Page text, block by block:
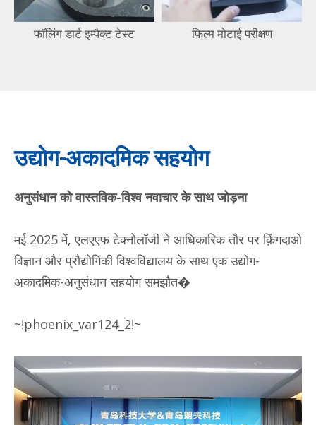
फॉलिंग डार्ट इम्पैक्ट टेस्ट फिल्म मोटाई परीक्षण
उद्योग-अकादमिक सहयोग
अनुसंधान को वास्तविक-विश्व नवाचार के साथ जोड़ना
मई 2025 में, एलएएफ टेक्नोलॉजी ने आधिकारिक तौर पर क़िंगदाओ
विज्ञान और प्रौद्योगिकी विश्वविद्यालय के साथ एक उद्योग-
अकादमिक-अनुसंधान सहयोग समझौत�
~!phoenix_var124_2!~